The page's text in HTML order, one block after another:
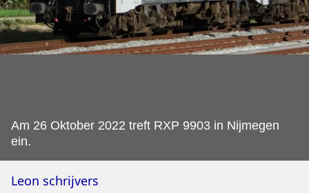
Am 26 Oktober 2022 treft RXP 9903 in Nijmegen
ein.
Leon schrijvers